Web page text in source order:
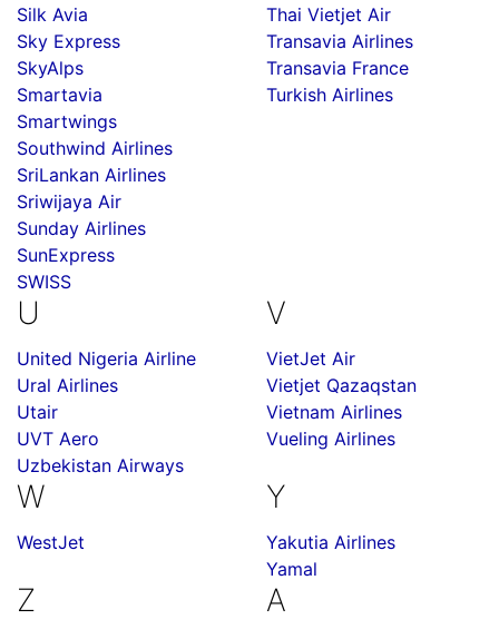
Silk Avia
Sky Express
SkyAlps
Smartavia
Smartwings
Southwind Airlines
SriLankan Airlines
Sriwijaya Air
Sunday Airlines
SunExpress
SWISS
Thai Vietjet Air
Transavia Airlines
Transavia France
Turkish Airlines
U
United Nigeria Airline
Ural Airlines
Utair
UVT Aero
Uzbekistan Airways
V
VietJet Air
Vietjet Qazaqstan
Vietnam Airlines
Vueling Airlines
W
WestJet
Y
Yakutia Airlines
Yamal
Z А